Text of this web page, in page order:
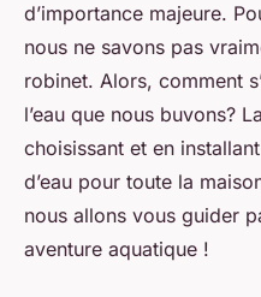
d’importance majeure.
nous ne savons pas
robinet. Alors, comment
l’eau que nous buvons?
choisissant et en
d’eau pour toute la
nous allons vous guider
aventure aquatique !